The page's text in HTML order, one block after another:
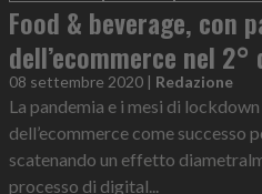
Food & beverage, con
dell’ecommerce nel
08 settembre 2020 | Redazione
La pandemia e i mesi di
dell’ecommerce come successo
scatenando un effetto
processo di digital...